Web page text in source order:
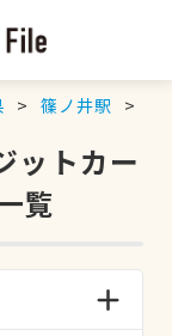
篠ノ井駅
ットカー
覧